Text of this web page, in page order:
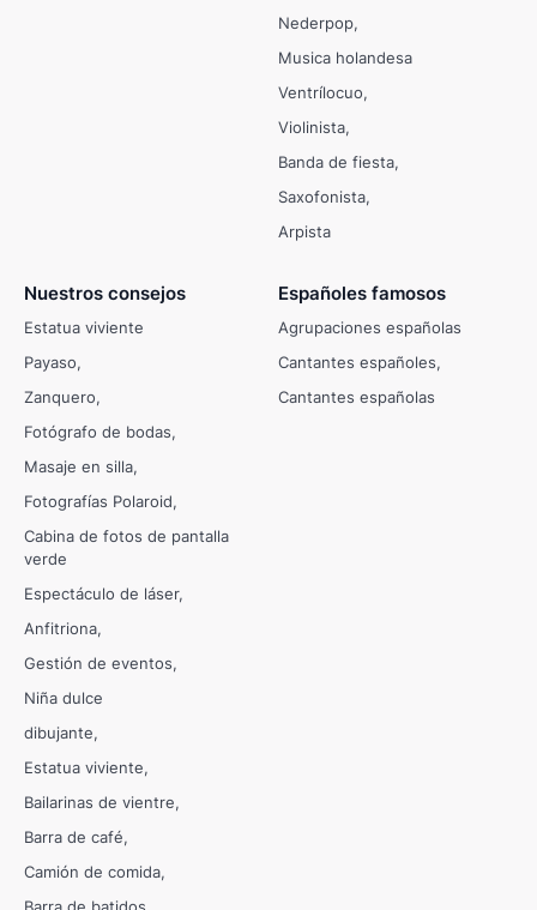
Nederpop
Musica holandesa
Ventrílocuo
Violinista
Banda de fiesta
Saxofonista
Arpista
Nuestros consejos
Estatua viviente
Payaso
Zanquero
Fotógrafo de bodas
Masaje en silla
Fotografías Polaroid
Cabina de fotos de pantalla
verde
Espectáculo de láser
Anfitriona
Gestión de eventos
Niña dulce
dibujante
Estatua viviente
Bailarinas de vientre
Barra de café
Camión de comida
Españoles famosos
Agrupaciones españolas
Cantantes españoles
Cantantes españolas